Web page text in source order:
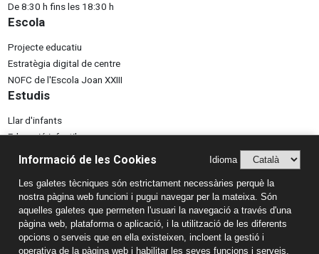
De 8:30 h fins les 18:30 h
Escola
Projecte educatiu
Estratègia digital de centre
NOFC de l'Escola Joan XXIII
Estudis
Llar d'infants
Educació infantil
Educació primària
Batxillerat
Formació professional
Informació de contacte
Escola Joan XXIII
Informació de les Cookies Idioma
Les galetes tècniques són estrictament necessàries perquè la
nostra pàgina web funcioni i pugui navegar per la mateixa. Són
aquelles galetes que permeten l'usuari la navegació a través d'una
pàgina web, plataforma o aplicació, i la utilització de les diferents
opcions o serveis que en ella existeixen, incloent la gestió i
operativa de la pàgina web i habilitar les seves funcions i serveis,